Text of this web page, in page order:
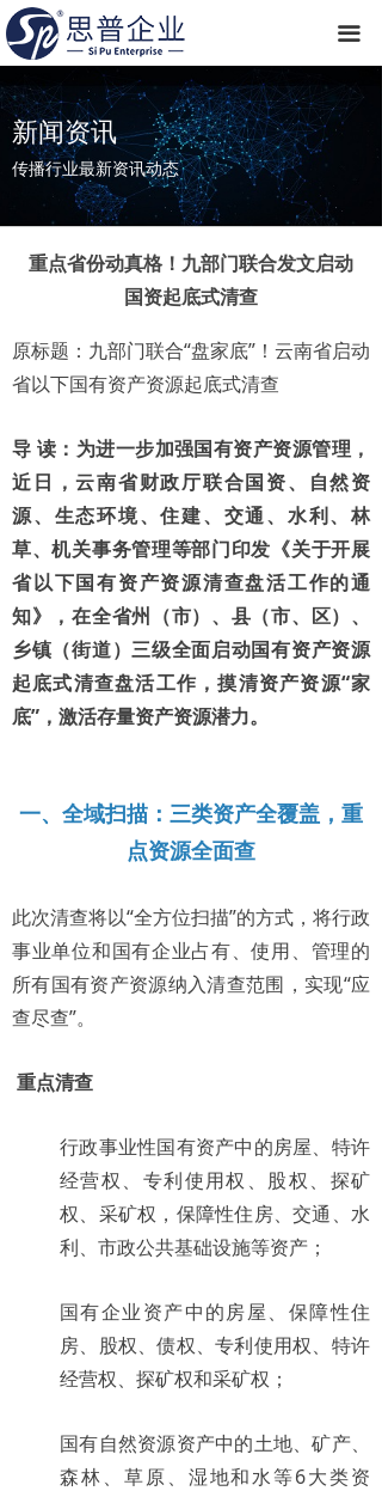
끀
重点省份动真格！九部门联合发文启动
国资起底式清查
原标题：九部门联合“盘家底”！云南省启动
省以下国有资产资源起底式清查
导 读：为进一步加强国有资产资源管理，
近日，云南省财政厅联合国资、自然资
源、生态环境、住建、交通、水利、林
草、机关事务管理等部门印发《关于开展
省以下国有资产资源清查盘活工作的通
知》，在全省州（市）、县（市、区）、
乡镇（街道）三级全面启动国有资产资源
起底式清查盘活工作，摸清资产资源“家
底”，激活存量资产资源潜力。
一、全域扫描： 三类资产全覆盖，重
点资源全面查
此次清查将以“全方位扫描”的方式，将行政
事业单位和国有企业占有、使用、管理的
所有国有资产资源纳入清查范围，实现“应
查尽查”。
重点清查
行政事业性国有资产中的房屋、特许
经营权、专利使用权、股权、探矿
权、采矿权，保障性住房、交通、水
利、市政公共基础设施等资产；
国有企业资产中的房屋、保障性住
房、股权、债权、专利使用权、特许
经营权、探矿权和采矿权；
国有自然资源资产中的土地、矿产、
森林、草原、湿地和水等6大类资
新闻资讯
传播行业最新资讯动态